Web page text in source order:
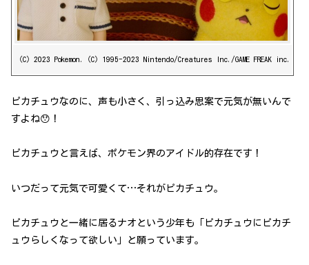
（C）2023 Pokemon.（C）1995-2023 Nintendo/Creatures Inc./GAME FREAK inc.
ピカチュウなのに、声も小さく、引っ込み思案で元気が無いんで
すよね😯！
ピカチュウと言えば、ポケモン界のアイドル的存在です！
いつだって元気で可愛くて…それがピカチュウ。
ピカチュウと一緒に居るナオという少年も「ピカチュウにピカチ
ュウらしくなって欲しい」と願っています。